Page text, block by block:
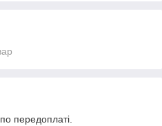
передоплаті.